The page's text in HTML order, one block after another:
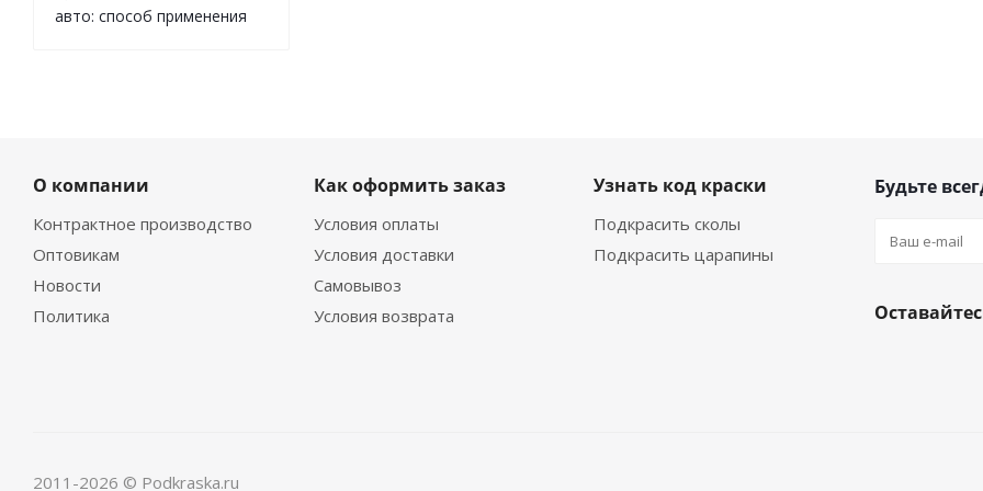
авто: способ применения
О компании
Контрактное производство
Оптовикам
Новости
Политика
Как оформить заказ
Условия оплаты
Условия доставки
Самовывоз
Условия возврата
Узнать код краски
Подкрасить сколы
Подкрасить царапины
Будьте
2011-2026 © Podkraska.ru